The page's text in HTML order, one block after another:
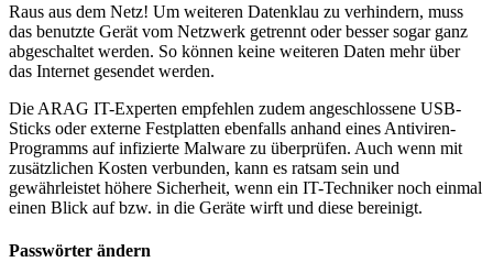
Raus aus dem Netz! Um weiteren Datenklau zu verhindern, muss
das benutzte Gerät vom Netzwerk getrennt oder besser sogar ganz
abgeschaltet werden. So können keine weiteren Daten mehr über
das Internet gesendet werden.
Die ARAG IT-Experten empfehlen zudem angeschlossene USB-
Sticks oder externe Festplatten ebenfalls anhand eines Antiviren-
Programms auf infizierte Malware zu überprüfen. Auch wenn mit
zusätzlichen Kosten verbunden, kann es ratsam sein und
gewährleistet höhere Sicherheit, wenn ein IT-Techniker noch einmal
einen Blick auf bzw. in die Geräte wirft und diese bereinigt.
Passwörter ändern